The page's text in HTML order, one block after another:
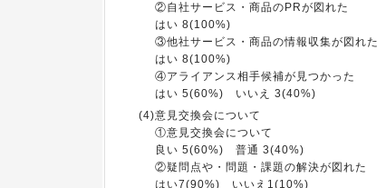
②自社サービス・商品のPRが図れた
はい 8(100%)
③他社サービス・商品の情報収集が図れた
はい 8(100%)
④アライアンス相手候補が見つかった
はい 5(60%) いいえ 3(40%)
(4)意見交換会について
①意見交換会について
良い 5(60%) 普通 3(40%)
②疑問点や・問題・課題の解決が図れた
はい7(90%) いいえ1(10%)